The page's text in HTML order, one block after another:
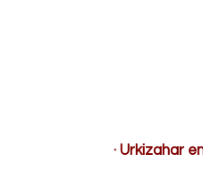
· Urkizahar